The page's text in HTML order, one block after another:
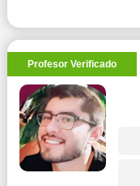
Profesor Verificado